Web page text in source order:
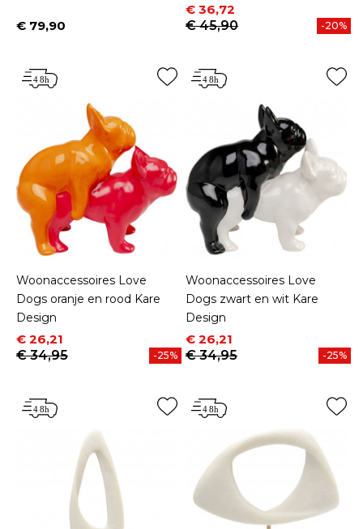
Prijs
€ 79,90
Prijs
€ 36,72
Normale prijs
€ 45,90
-20%
Woonaccessoires Love
Dogs oranje en rood Kare
Design
Prijs
€ 26,21
Normale prijs
€ 34,95
-25%
Woonaccessoires Love
Dogs zwart en wit Kare
Design
Prijs
€ 26,21
Normale prijs
€ 34,95
-25%